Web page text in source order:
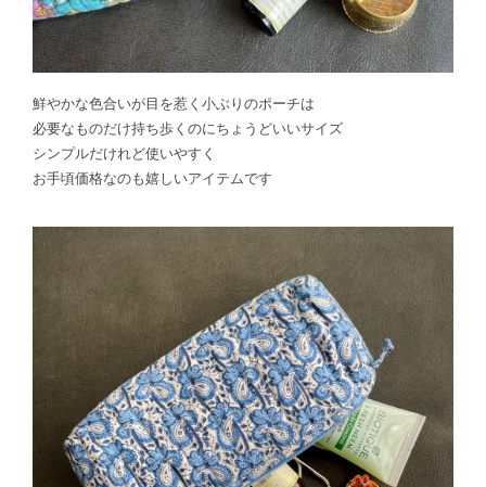
鮮やかな色合いが目を惹く小ぶりのポーチは
必要なものだけ持ち歩くのにちょうどいいサイズ
シンプルだけれど使いやすく
お手頃価格なのも嬉しいアイテムです